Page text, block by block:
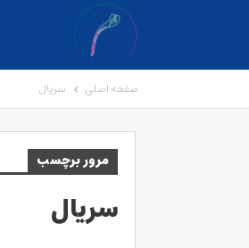
صفحه اصلی سریال
مرور برچسب
سریال